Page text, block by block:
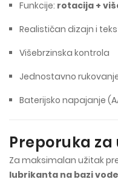
Funkcije: rotacija +
Realističan dizajn i
Višebrzinska kontrola
Jednostavno
Baterijsko napajanje
Preporuka
Za maksimalan užitak
lubrikanta na bazi vode